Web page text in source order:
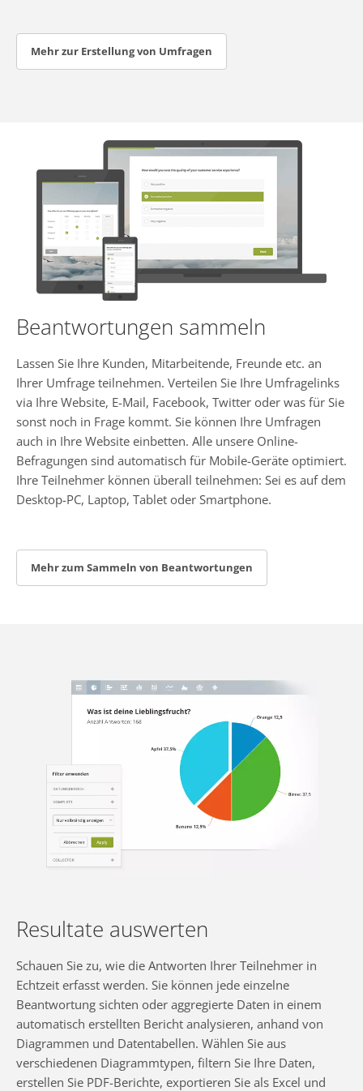
Mehr zur Erstellung von Umfragen
Beantwortungen sammeln
Lassen Sie Ihre Kunden, Mitarbeitende, Freunde etc. an
Ihrer Umfrage teilnehmen. Verteilen Sie Ihre Umfragelinks
via Ihre Website, E-Mail, Facebook, Twitter oder was für Sie
sonst noch in Frage kommt. Sie können Ihre Umfragen
auch in Ihre Website einbetten. Alle unsere Online-
Befragungen sind automatisch für Mobile-Geräte optimiert.
Ihre Teilnehmer können überall teilnehmen: Sei es auf dem
Desktop-PC, Laptop, Tablet oder Smartphone.
Mehr zum Sammeln von Beantwortungen
Resultate auswerten
Schauen Sie zu, wie die Antworten Ihrer Teilnehmer in
Echtzeit erfasst werden. Sie können jede einzelne
Beantwortung sichten oder aggregierte Daten in einem
automatisch erstellten Bericht analysieren, anhand von
Diagrammen und Datentabellen. Wählen Sie aus
verschiedenen Diagrammtypen, filtern Sie Ihre Daten,
erstellen Sie PDF-Berichte, exportieren Sie als Excel und